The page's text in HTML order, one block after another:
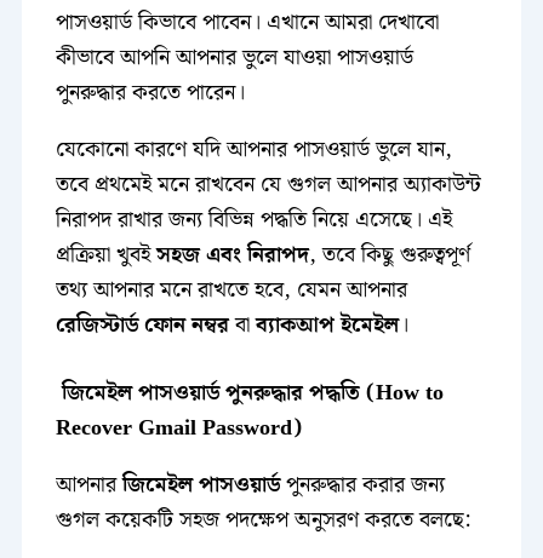
পাসওয়ার্ড কিভাবে পাবেন। এখানে আমরা দেখাবো
কীভাবে আপনি আপনার ভুলে যাওয়া পাসওয়ার্ড
পুনরুদ্ধার করতে পারেন।
যেকোনো কারণে যদি আপনার পাসওয়ার্ড ভুলে যান,
তবে প্রথমেই মনে রাখবেন যে গুগল আপনার অ্যাকাউন্ট
নিরাপদ রাখার জন্য বিভিন্ন পদ্ধতি নিয়ে এসেছে। এই
প্রক্রিয়া খুবইসহজ এবং নিরাপদ, তবে কিছু গুরুত্বপূর্ণ
তথ্য আপনার মনে রাখতে হবে, যেমন আপনার
রেজিস্টার্ড ফোন নম্বরবাব্যাকআপ ইমেইল।
জিমেইল পাসওয়ার্ড পুনরুদ্ধার পদ্ধতি (How to
Recover Gmail Password)
আপনারজিমেইল পাসওয়ার্ডপুনরুদ্ধার করার জন্য
গুগল কয়েকটি সহজ পদক্ষেপ অনুসরণ করতে বলছে: